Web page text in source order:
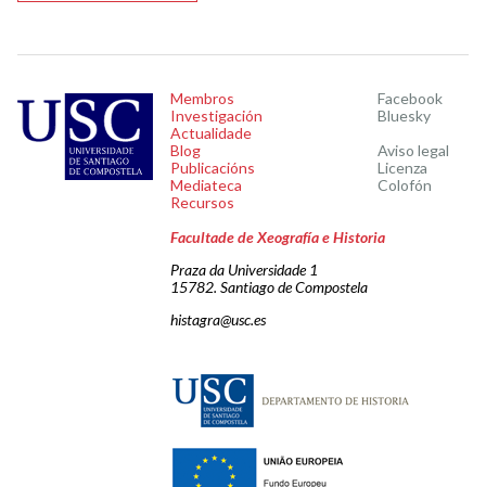
Membros
Investigación
Actualidade
Blog
Publicacións
Mediateca
Recursos
Facebook
Bluesky
Aviso legal
Licenza
Colofón
Facultade de Xeografía e Historia
Praza da Universidade 1
15782. Santiago de Compostela
histagra@usc.es